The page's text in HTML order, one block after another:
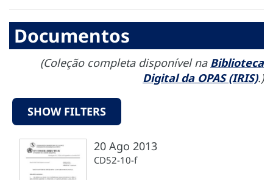
Documentos
(Coleção completa disponível na Biblioteca
Digital da OPAS (IRIS).)
SHOW FILTERS
20 Ago 2013
CD52-10-f